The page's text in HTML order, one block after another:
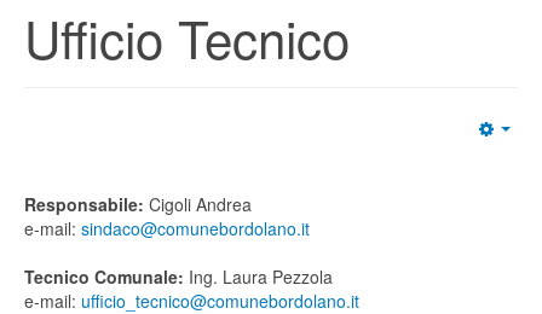
Ufficio Tecnico
Responsabile: Cigoli Andrea
e-mail: sindaco@comunebordolano.it
Tecnico Comunale: Ing. Laura Pezzola
e-mail: ufficio_tecnico@comunebordolano.it